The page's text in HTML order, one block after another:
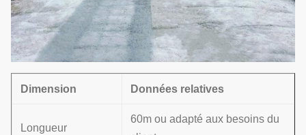
Dimension Données relatives
Longueur
60m ou adapté aux besoins du